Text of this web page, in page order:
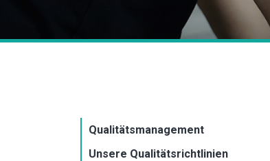
Qualitätsmanagement
Unsere Qualitätsrichtlinien